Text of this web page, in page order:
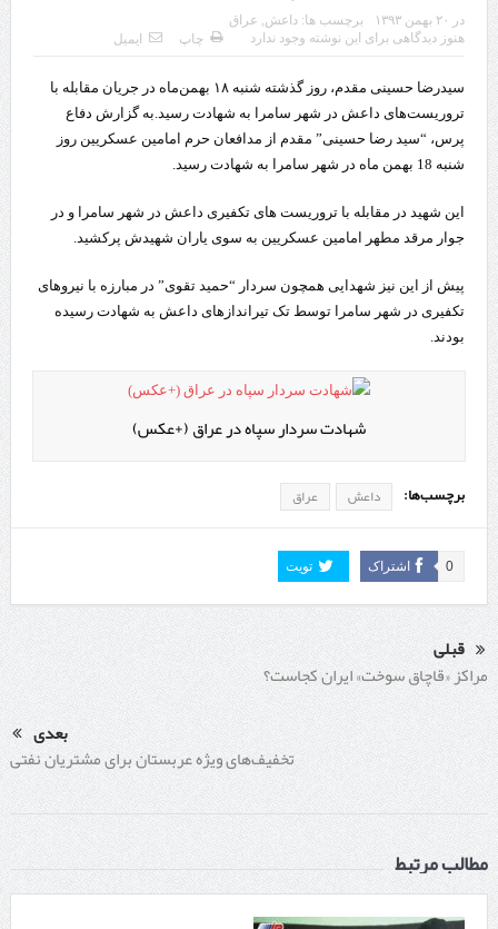
قدردانی وزیر میراث فرهنگی، گردشگری و صنایع دستی از استاندار اردبیل
استاندار اردبیل در دیدار دبیر شورای‌عالی مناطق آزاد و ویژه اقتصادی:
راه‌اندازی کامل منطقه آزاد اردبیل-بیله‌سوار و منطقه ویژه اقتصادی نمین تسریع
شود
در دیدار استاندار اردبیل و مدیرعامل بانک سینا محقق شد؛
تخصیص ۳۰۰میلیارد تومان برای تکمیل بزرگراه اردبیل-سرچم
کشف ۱۱ قبضه سلاح کلت کمری توسط مرزبانان هنگ مرزی ارومیه
رئیس سازمان راهداری:
گذشت
در ۲۰ بهمن ۱۳۹۳ برچسب ها: داعش, عراق
هنوز دیدگاهی برای این نوشته وجود ندارد
چاپ ایمیل
سیدرضا حسینی مقدم، روز گذشته شنبه ۱۸ بهمن‌ماه در جریان مقابله با
تروریست‌های داعش در شهر سامرا به شهادت رسید. به گزارش دفاع
پرس، “سید رضا حسینی” مقدم از مدافعان حرم امامین عسکریین روز
شنبه 18 بهمن ماه در شهر سامرا به شهادت رسید.
این شهید در مقابله با تروریست های تکفیری داعش در شهر سامرا و در
جوار مرقد مطهر امامین عسکریین به سوی یاران شهیدش پرکشید.
پیش از این نیز شهدایی همچون سردار “حمید تقوی” در مبارزه با نیروهای
تکفیری در شهر سامرا توسط تک تیراندازهای داعش به شهادت رسیده
بودند.
شهادت سردار سپاه در عراق (+عکس)
برچسب‌ها: داعش عراق
اشتراک 0 تویت
قبلی
مراکز «قاچاق سوخت» ایران کجاست؟
بعدی
تخفیف‌های ویژه عربستان برای مشتریان نفتی
مطالب مرتبط